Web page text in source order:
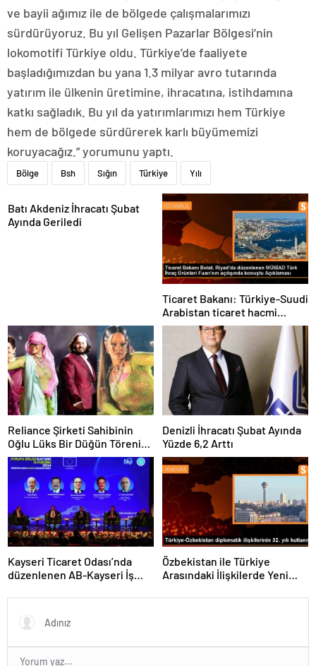
ve bayii ağımız ile de bölgede çalışmalarımızı
sürdürüyoruz. Bu yıl Gelişen Pazarlar Bölgesi’nin
lokomotifi Türkiye oldu. Türkiye’de faaliyete
başladığımızdan bu yana 1.3 milyar avro tutarında
yatırım ile ülkenin üretimine, ihracatına, istihdamına
katkı sağladık. Bu yıl da yatırımlarımızı hem Türkiye
hem de bölgede sürdürerek karlı büyümemizi
koruyacağız.” yorumunu yaptı.
Bölge Bsh Sığın Türkiye Yılı
Batı Akdeniz İhracatı Şubat
Ayında Geriledi
Ticaret Bakanı: Türkiye-Suudi
Arabistan ticaret hacmi
artacak
Reliance Şirketi Sahibinin
Oğlu Lüks Bir Düğün Töreni
Düzenledi
Denizli İhracatı Şubat Ayında
Yüzde 6,2 Arttı
Kayseri Ticaret Odası’nda
düzenlenen AB-Kayseri İş
ve dijitalleşme vurgusu
yapıldı
Özbekistan ile Türkiye
Arasındaki İlişkilerde Yeni